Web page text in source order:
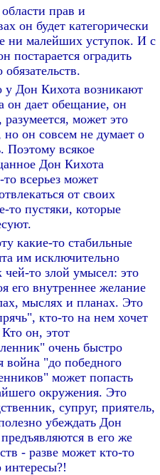
прав и
он будет категорически
ни малейших уступок. И с
постарается оградить
Дон Кихота возникают
он дает обещание, он
может это
но он совсем не думает о
Поэтому всякое
Дон Кихота
всерьез может
от своих
то пустяки, которые
какие-то стабильные
им исключительно
то злой умысел: это
его внутреннее желание
мыслях и планах. Это
кто-то на нем хочет
он, этот
очень быстро
война "до победного
может попасть
окружения. Это
супруг, приятель,
убеждать Дон
в его же
- разве может кто-то
интересы?!